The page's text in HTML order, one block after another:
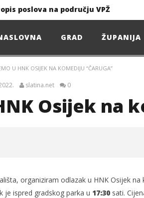
poslova na području VPŽ
poslova na području VPŽ
GRAD ŽUPANIJA
U HNK OSIJEK NA KOMEDIJU “ČARUGA”
slatina.net 0
Osijek na
organiziram odlazak u HNK Osijek na
je ispred gradskog parka u 17:30sati.